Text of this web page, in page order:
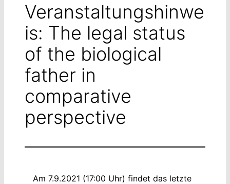
Veranstaltungshinwe
is: The legal status
of the biological
father in
comparative
perspective
Am 7.9.2021 (17:00 Uhr) findet das letzte